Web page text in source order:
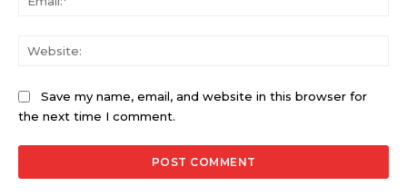
Save my name, email, and website in this browser for
the next time I comment.